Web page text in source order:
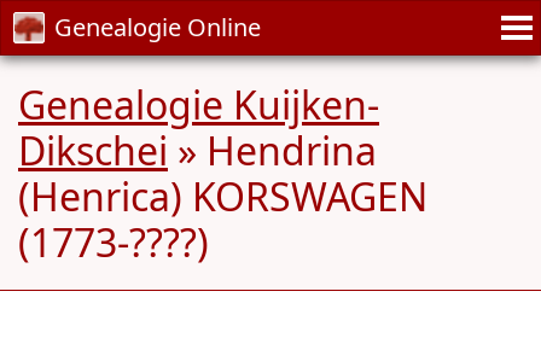
Genealogie Online
Genealogie Kuijken-
Dikschei » Hendrina
(Henrica) KORSWAGEN
(1773-????)